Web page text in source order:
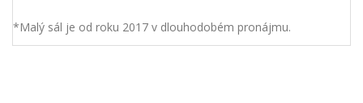
*Malý sál je od roku 2017 v dlouhodobém pronájmu.